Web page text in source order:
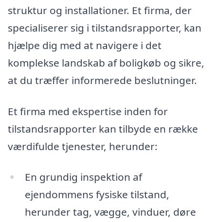
struktur og installationer. Et firma, der
specialiserer sig i tilstandsrapporter, kan
hjælpe dig med at navigere i det
komplekse landskab af boligkøb og sikre,
at du træffer informerede beslutninger.
Et firma med ekspertise inden for
tilstandsrapporter kan tilbyde en række
værdifulde tjenester, herunder:
En grundig inspektion af
ejendommens fysiske tilstand,
herunder tag, vægge, vinduer, døre